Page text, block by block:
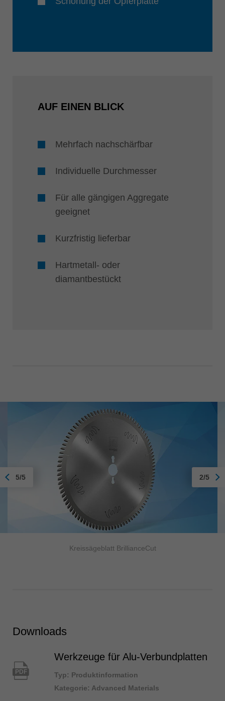
AUF EINEN BLICK
Mehrfach nachschärfbar
Individuelle Durchmesser
Für alle gängigen Aggregate
geeignet
Kurzfristig lieferbar
Hartmetall- oder
diamantbestückt
Kreissägeblatt BrillianceCut
5/5 2/5
Downloads
PDF
Werkzeuge für Alu-Verbundplatten
Typ: Produktinformation
Kategorie: Advanced Materials